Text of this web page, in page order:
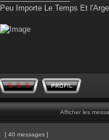
Peu Importe Le Temps Et
Afficher les
[ 40 messages ]